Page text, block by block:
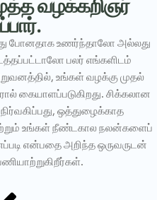
போனதாக உணர்ந்தாலோ அல்லது
பலர் எங்களிடம்
உங்கள் வழக்கு முதல்
கையாளப்படுகிறது. சிக்கலான
ஒத்துழைக்காத
உங்கள் நீண்டகால நலன்களைப்
எப்படி என்பதை அறிந்த ஒருவருடன்